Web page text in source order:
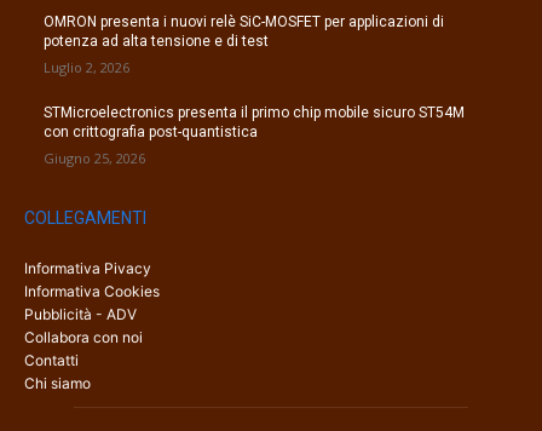
OMRON presenta i nuovi relè SiC-MOSFET per applicazioni di
potenza ad alta tensione e di test
Luglio 2, 2026
STMicroelectronics presenta il primo chip mobile sicuro ST54M
con crittografia post-quantistica
Giugno 25, 2026
COLLEGAMENTI
Informativa Pivacy
Informativa Cookies
Pubblicità - ADV
Collabora con noi
Contatti
Chi siamo